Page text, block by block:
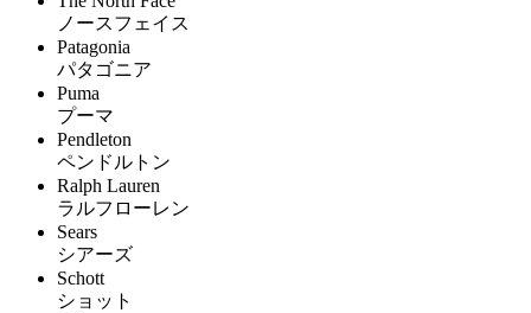
ノースフェイス
Patagonia
パタゴニア
Puma
プーマ
Pendleton
ペンドルトン
Ralph Lauren
ラルフローレン
Sears
シアーズ
Schott
ショット